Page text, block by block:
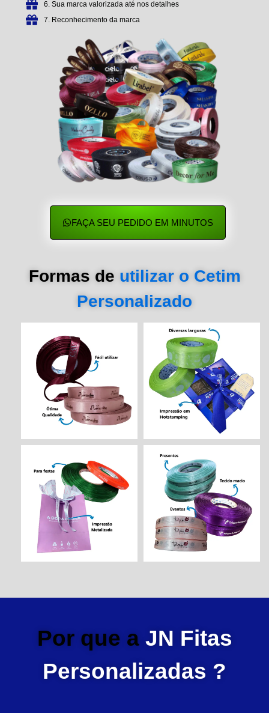
6. Sua marca valorizada até nos detalhes
7. Reconhecimento da marca
FAÇA SEU PEDIDO EM MINUTOS
Formas de utilizar o Cetim
Personalizado
Por que a JN Fitas
Personalizadas ?